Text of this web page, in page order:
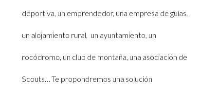
deportiva, un emprendedor, una empresa de guías,
un alojamiento rural, un ayuntamiento, un
rocódromo, un club de montaña, una asociación de
Scouts… Te propondremos una solución